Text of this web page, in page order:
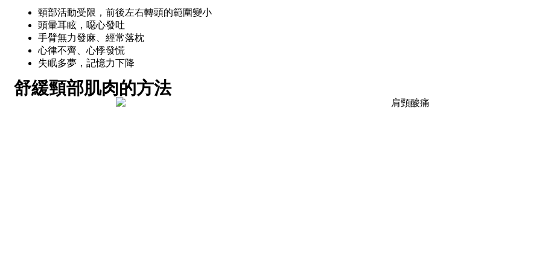
頸部活動受限，前後左右轉頭的範圍變小
頭暈耳眩，噁心發吐
手臂無力發麻、經常落枕
心律不齊、心悸發慌
失眠多夢，記憶力下降
舒緩頸部肌肉的方法